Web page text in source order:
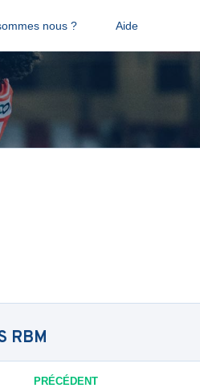
nous ? Aide
RBM
PRÉCÉDENT